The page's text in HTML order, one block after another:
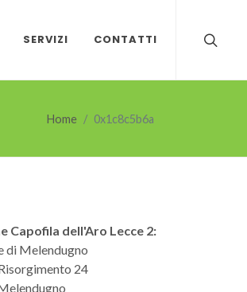
SERVIZI CONTATTI
Home 0x1c8c5b6a
Capofila dell'Aro Lecce 2:
di Melendugno
24